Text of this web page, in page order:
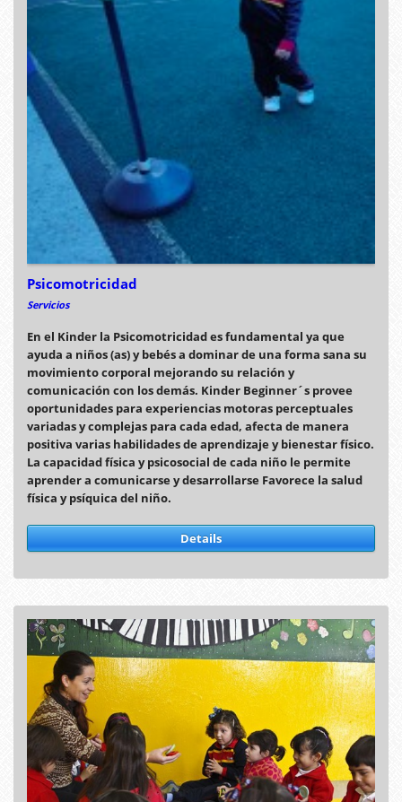
Psicomotricidad
Servicios
En el Kinder la Psicomotricidad es fundamental ya que
ayuda a niños (as) y bebés a dominar de una forma sana su
movimiento corporal mejorando su relación y
comunicación con los demás. Kinder Beginner´s provee
oportunidades para experiencias motoras perceptuales
variadas y complejas para cada edad, afecta de manera
positiva varias habilidades de aprendizaje y bienestar físico.
La capacidad física y psicosocial de cada niño le permite
aprender a comunicarse y desarrollarse Favorece la salud
física y psíquica del niño.
Details